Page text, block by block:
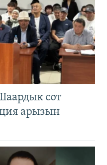
сот
арызын